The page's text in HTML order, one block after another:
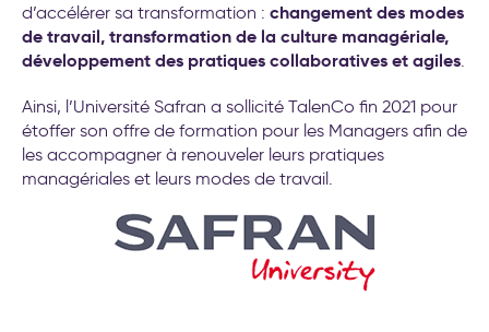
d’accélérer sa transformation : changement des modes
de travail, transformation de la culture managériale,
développement des pratiques collaboratives et agiles.
Ainsi, l’Université Safran a sollicité TalenCo fin 2021 pour
étoffer son offre de formation pour les Managers afin de
les accompagner à renouveler leurs pratiques
managériales et leurs modes de travail.